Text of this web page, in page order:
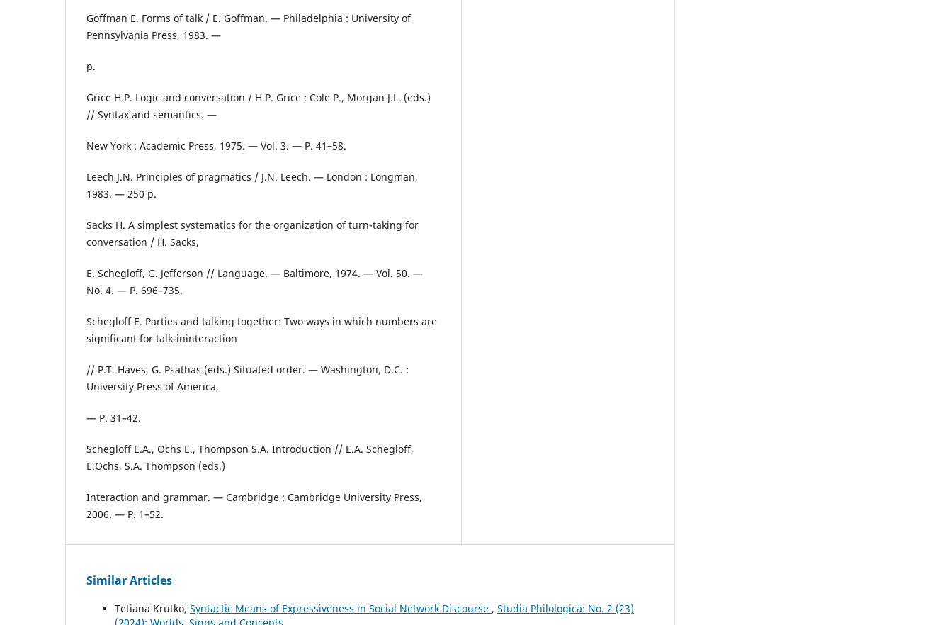
Goffman E. Forms of talk / E. Goffman. — Philadelphia : University of
Pennsylvania Press, 1983. —
p.
Grice H.P. Logic and conversation / H.P. Grice ; Cole P., Morgan J.L. (eds.)
// Syntax and semantics. —
New York : Academic Press, 1975. — Vol. 3. — P. 41–58.
Leech J.N. Principles of pragmatics / J.N. Leech. — London : Longman,
1983. — 250 p.
Sacks H. A simplest systematics for the organization of turn-taking for
conversation / H. Sacks,
E. Schegloff, G. Jefferson // Language. — Baltimore, 1974. — Vol. 50. —
No. 4. — P. 696–735.
Schegloff E. Parties and talking together: Two ways in which numbers are
significant for talk-ininteraction
// P.T. Haves, G. Psathas (eds.) Situated order. — Washington, D.C. :
University Press of America,
— P. 31–42.
Schegloff E.A., Ochs E., Thompson S.A. Introduction // E.A. Schegloff,
E.Ochs, S.A. Thompson (eds.)
Interaction and grammar. — Cambridge : Cambridge University Press,
2006. — P. 1–52.
Similar Articles
Tetiana Krutko, Syntactic Means of Expressiveness in Social Network Discourse , Studia Philologica: No. 2 (23)